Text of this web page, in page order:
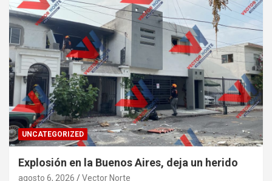
UNCATEGORIZED
Explosión en la Buenos Aires, deja un herido
agosto 6, 2026 Vector Norte